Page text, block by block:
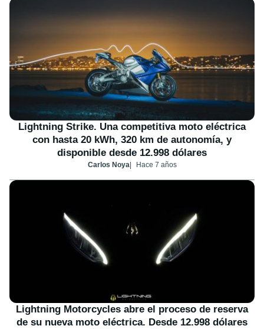
Lightning Strike. Una competitiva moto eléctrica
con hasta 20 kWh, 320 km de autonomía, y
disponible desde 12.998 dólares
Carlos Noya Hace 7 años
Lightning Motorcycles abre el proceso de reserva
de su nueva moto eléctrica. Desde 12.998 dólares